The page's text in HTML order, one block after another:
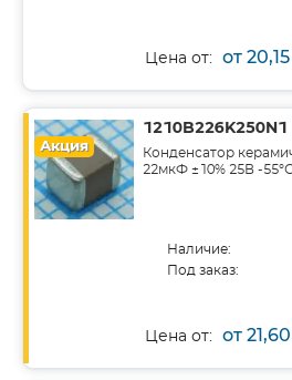
Цена от: от 20,15
Акция
1210B226K250N1
Конденсатор
22мкФ ±10% 25В -
Наличие:
Под заказ:
Цена от: от 21,60